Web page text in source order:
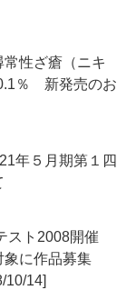
性ざ瘡（ニキ
％ 新発売のお
年５月期第１四
スト2008開催
象に作品募集
10/14]